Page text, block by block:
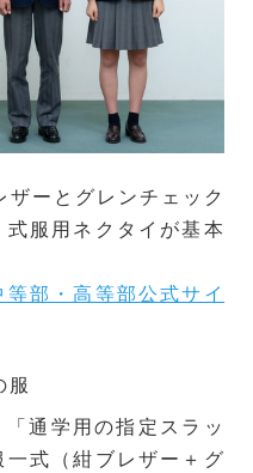
ーとグレンチェック
服用ネクタイが基本
部・高等部公式サイ
服
通学用の指定スラッ
式（紺ブレザー＋グ